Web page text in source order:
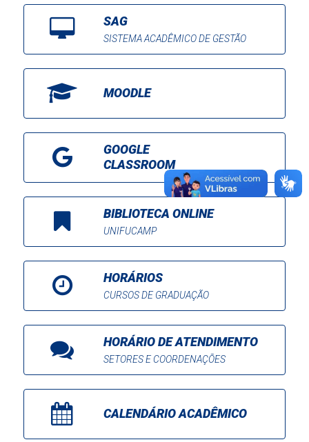
SAG
SISTEMA ACADÊMICO DE GESTÃO
MOODLE
GOOGLE
CLASSROOM
BIBLIOTECA ONLINE
UNIFUCAMP
HORÁRIOS
CURSOS DE GRADUAÇÃO
HORÁRIO DE ATENDIMENTO
SETORES E COORDENAÇÕES
CALENDÁRIO ACADÊMICO